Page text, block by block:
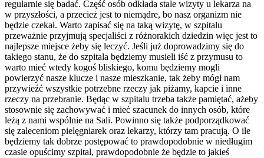
regularnie się badać. Część osób odkłada stale wizyty u lekarza na
w przyszłości, a przecież jest to niemądre, bo nasz organizm nie
będzie czekał. Warto zapisać się na taką wizytę, w szpitalu
przeważnie przyjmują specjaliści z różnorakich dziedzin więc jest to
najlepsze miejsce żeby się leczyć. Jeśli już doprowadzimy się do
takiego stanu, że do szpitala będziemy musieli iść z przymusu to
warto mieć wtedy kogoś bliskiego, komu będziemy mogli
powierzyć nasze klucze i nasze mieszkanie, tak żeby mógł nam
przywieźć wszystkie potrzebne rzeczy jak piżamy, kapcie i inne
rzeczy na przebranie. Będąc w szpitalu trzeba także pamiętać, ażeby
stosownie się zachowywać i mieć szacunek do innych osób, które
leżą z nami wspólnie na Sali. Powinno się także podporządkować
się zaleceniom pielęgniarek oraz lekarzy, którzy tam pracują. O ile
będziemy tak dobrze postępować to prawdopodobnie w niedługim
czasie opuścimy szpital, prawdopodobnie że będzie to jakieś